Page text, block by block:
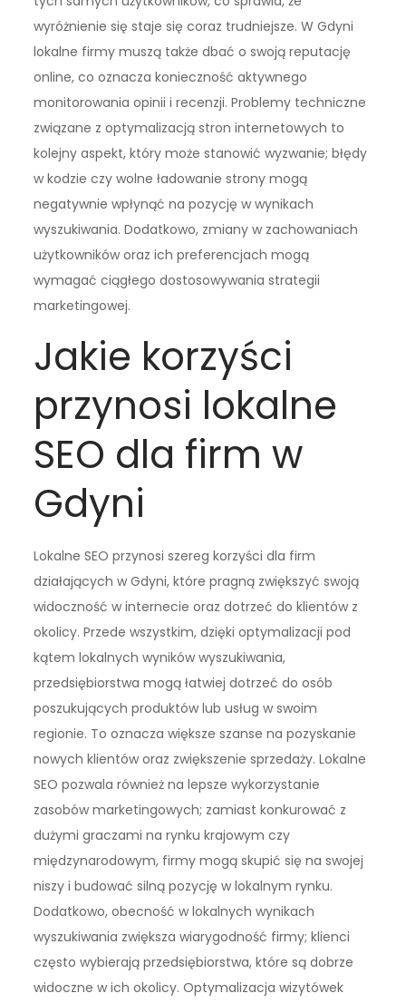
wyróżnienie się staje się coraz trudniejsze. W Gdyni
lokalne firmy muszą także dbać o swoją reputację
online, co oznacza konieczność aktywnego
monitorowania opinii i recenzji. Problemy techniczne
związane z optymalizacją stron internetowych to
kolejny aspekt, który może stanowić wyzwanie; błędy
w kodzie czy wolne ładowanie strony mogą
negatywnie wpłynąć na pozycję w wynikach
wyszukiwania. Dodatkowo, zmiany w zachowaniach
użytkowników oraz ich preferencjach mogą
wymagać ciągłego dostosowywania strategii
marketingowej.
Jakie korzyści
przynosi lokalne
SEO dla firm w
Gdyni
Lokalne SEO przynosi szereg korzyści dla firm
działających w Gdyni, które pragną zwiększyć swoją
widoczność w internecie oraz dotrzeć do klientów z
okolicy. Przede wszystkim, dzięki optymalizacji pod
kątem lokalnych wyników wyszukiwania,
przedsiębiorstwa mogą łatwiej dotrzeć do osób
poszukujących produktów lub usług w swoim
regionie. To oznacza większe szanse na pozyskanie
nowych klientów oraz zwiększenie sprzedaży. Lokalne
SEO pozwala również na lepsze wykorzystanie
zasobów marketingowych; zamiast konkurować z
dużymi graczami na rynku krajowym czy
międzynarodowym, firmy mogą skupić się na swojej
niszy i budować silną pozycję w lokalnym rynku.
Dodatkowo, obecność w lokalnych wynikach
wyszukiwania zwiększa wiarygodność firmy; klienci
często wybierają przedsiębiorstwa, które są dobrze
widoczne w ich okolicy. Optymalizacja wizytówek